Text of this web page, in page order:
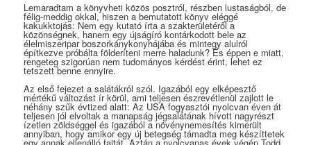
Lemaradtam a könyvheti közös posztról, részben lustaságból, de
félig-meddig okkal, hiszen a bemutatott könyv eléggé
kakukktojás: Nem egy kutató írta a szakterületéről a
közönségnek, hanem egy újságíró kontárkodott bele az
élelmiszeripar boszorkánykonyhájába és mintegy alulról
építkezve próbálta földeríteni merre haladunk? És éppen e miatt,
rengeteg szigorúan nem tudományos kérdést érint, lehet ez
tetszett benne ennyire.
Az első fejezet a salátákról szól. Igazából egy elképesztő
mértékű változást ír körül, ami teljesen észrevétlenül zajlott le
néhány szűk évtized alatt: Az USA fogyasztói nyolcvan éven át
teljesen jól elvoltak a manapság jégsalátának hívott nagyrészt
ízetlen zöldséggel és igazából a növénynemesítés kimerült
annyiban, hogy amikor egy új betegség támadta meg készíttetek